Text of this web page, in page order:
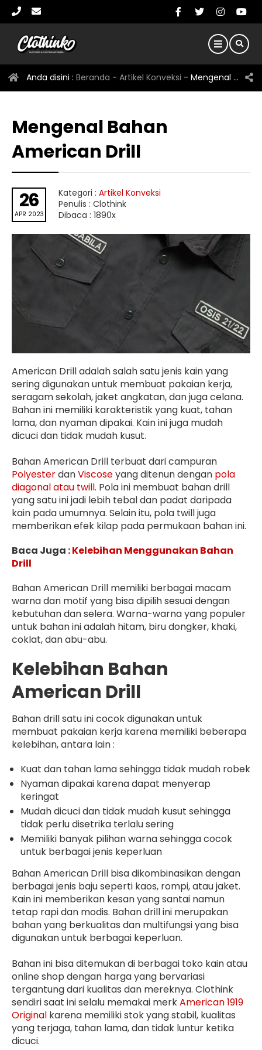
Anda disini : Beranda - Artikel Konveksi - Mengenal Bahan American Drill
Mengenal Bahan
American Drill
26
APR 2023
Kategori : Artikel Konveksi
Penulis : Clothink
Dibaca : 1890x
American Drill adalah salah satu jenis kain yang
sering digunakan untuk membuat pakaian kerja,
seragam sekolah, jaket angkatan, dan juga celana.
Bahan ini memiliki karakteristik yang kuat, tahan
lama, dan nyaman dipakai. Kain ini juga mudah
dicuci dan tidak mudah kusut.
Bahan American Drill terbuat dari campuran
PolyesterdanViscoseyang ditenun dengan pola
diagonal atau twill. Pola ini membuat bahan drill
yang satu ini jadi lebih tebal dan padat daripada
kain pada umumnya. Selain itu, pola twill juga
memberikan efek kilap pada permukaan bahan ini.
Baca Juga :Kelebihan Menggunakan Bahan
Drill
Bahan American Drill memiliki berbagai macam
warna dan motif yang bisa dipilih sesuai dengan
kebutuhan dan selera. Warna-warna yang populer
untuk bahan ini adalah hitam, biru dongker, khaki,
coklat, dan abu-abu.
Kelebihan Bahan
American Drill
Bahan drill satu ini cocok digunakan untuk
membuat pakaian kerja karena memiliki beberapa
kelebihan, antara lain :
Kuat dan tahan lama sehingga tidak mudah robek
Nyaman dipakai karena dapat menyerap
keringat
Mudah dicuci dan tidak mudah kusut sehingga
tidak perlu disetrika terlalu sering
Memiliki banyak pilihan warna sehingga cocok
untuk berbagai jenis keperluan
Bahan American Drill bisa dikombinasikan dengan
berbagai jenis baju seperti kaos, rompi, atau jaket.
Kain ini memberikan kesan yang santai namun
tetap rapi dan modis. Bahan drill ini merupakan
bahan yang berkualitas dan multifungsi yang bisa
digunakan untuk berbagai keperluan.
Bahan ini bisa ditemukan di berbagai toko kain atau
online shop dengan harga yang bervariasi
tergantung dari kualitas dan mereknya. Clothink
sendiri saat ini selalu memakai merkAmerican 1919
Original karena memiliki stok yang stabil, kualitas
yang terjaga, tahan lama, dan tidak luntur ketika
dicuci.